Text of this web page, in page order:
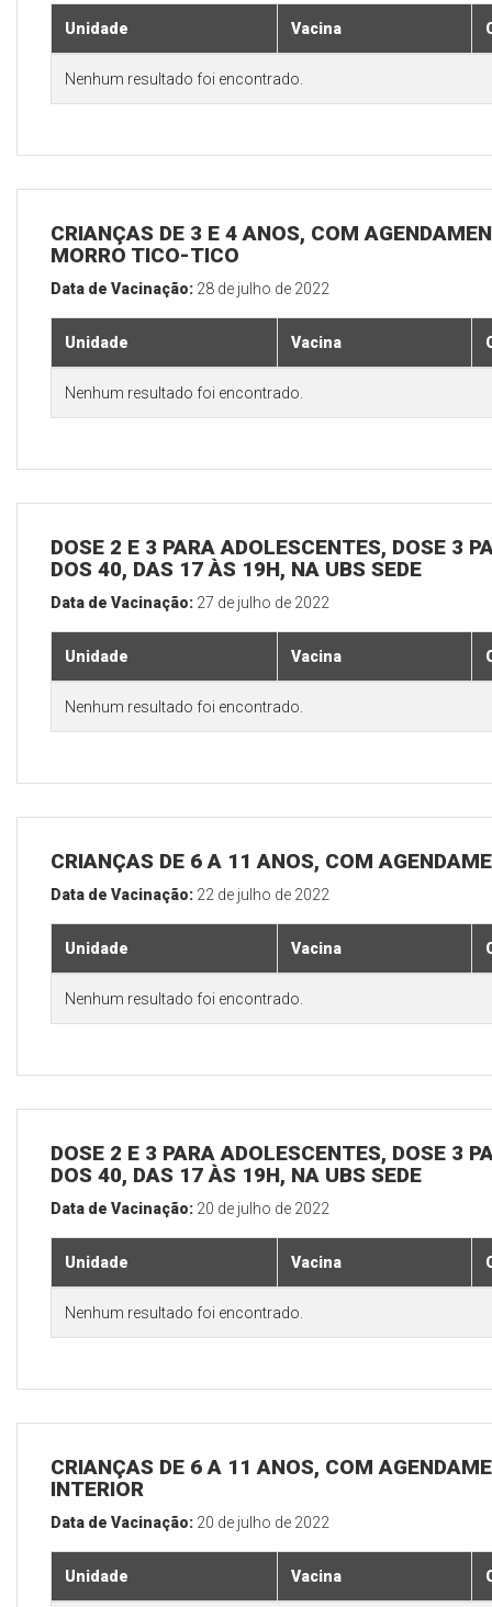
Unidade Vacina
Nenhum resultado foi encontrado.
CRIANÇAS DE 3 E 4 ANOS, COM
MORRO TICO-TICO
Data de Vacinação: 28 de julho de 2022
Unidade Vacina
Nenhum resultado foi encontrado.
DOSE 2 E 3 PARA ADOLESCENTES, DOSE 3
DOS 40, DAS 17 ÀS 19H, NA UBS SEDE
Data de Vacinação: 27 de julho de 2022
Unidade Vacina
Nenhum resultado foi encontrado.
CRIANÇAS DE 6 A 11 ANOS, COM
Data de Vacinação: 22 de julho de 2022
Unidade Vacina
Nenhum resultado foi encontrado.
DOSE 2 E 3 PARA ADOLESCENTES, DOSE 3
DOS 40, DAS 17 ÀS 19H, NA UBS SEDE
Data de Vacinação: 20 de julho de 2022
Unidade Vacina
Nenhum resultado foi encontrado.
CRIANÇAS DE 6 A 11 ANOS, COM
INTERIOR
Data de Vacinação: 20 de julho de 2022
Unidade Vacina